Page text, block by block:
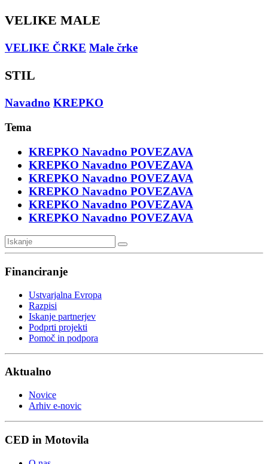
VELIKE MALE
VELIKE ČRKE Male črke
STIL
Navadno KREPKO
Tema
KREPKO Navadno POVEZAVA
KREPKO Navadno POVEZAVA
KREPKO Navadno POVEZAVA
KREPKO Navadno POVEZAVA
KREPKO Navadno POVEZAVA
KREPKO Navadno POVEZAVA
Financiranje
Ustvarjalna Evropa
Razpisi
Iskanje partnerjev
Podprti projekti
Pomoč in podpora
Aktualno
Novice
Arhiv e-novic
CED in Motovila